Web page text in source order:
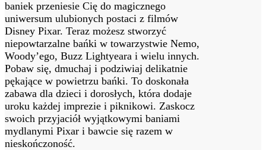
baniek przeniesie Cię do magicznego
uniwersum ulubionych postaci z filmów
Disney Pixar. Teraz możesz stworzyć
niepowtarzalne bańki w towarzystwie Nemo,
Woody’ego, Buzz Lightyeara i wielu innych.
Pobaw się, dmuchaj i podziwiaj delikatnie
pękające w powietrzu bańki. To doskonała
zabawa dla dzieci i dorosłych, która dodaje
uroku każdej imprezie i piknikowi. Zaskocz
swoich przyjaciół wyjątkowymi baniami
mydlanymi Pixar i bawcie się razem w
nieskończoność.